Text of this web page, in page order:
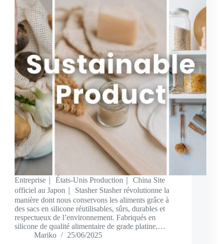
Entreprise｜ États-Unis Production｜ China Site
officiel au Japon｜ Stasher Stasher révolutionne la
manière dont nous conservons les aliments grâce à
des sacs en silicone réutilisables, sûrs, durables et
respectueux de l’environnement. Fabriqués en
silicone de qualité alimentaire de grade platine,…
Mariko
25/06/2025